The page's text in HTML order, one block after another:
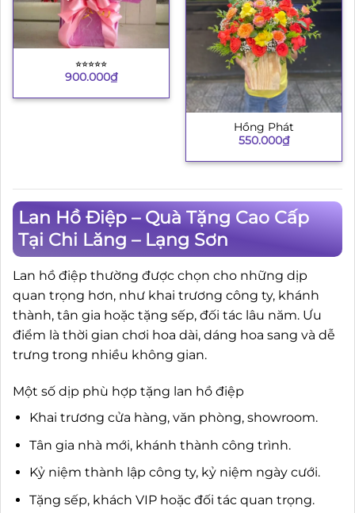
⭐︎⭐︎⭐︎⭐︎⭐︎
900.000₫
Hồng Phát
550.000₫
Lan Hồ Điệp – Quà Tặng Cao Cấp
Tại Chi Lăng – Lạng Sơn
Lan hồ điệp thường được chọn cho những dịp
quan trọng hơn, như khai trương công ty, khánh
thành, tân gia hoặc tặng sếp, đối tác lâu năm. Ưu
điểm là thời gian chơi hoa dài, dáng hoa sang và dễ
trưng trong nhiều không gian.
Một số dịp phù hợp tặng lan hồ điệp
Khai trương cửa hàng, văn phòng, showroom.
Tân gia nhà mới, khánh thành công trình.
Kỷ niệm thành lập công ty, kỷ niệm ngày cưới.
Tặng sếp, khách VIP hoặc đối tác quan trọng.